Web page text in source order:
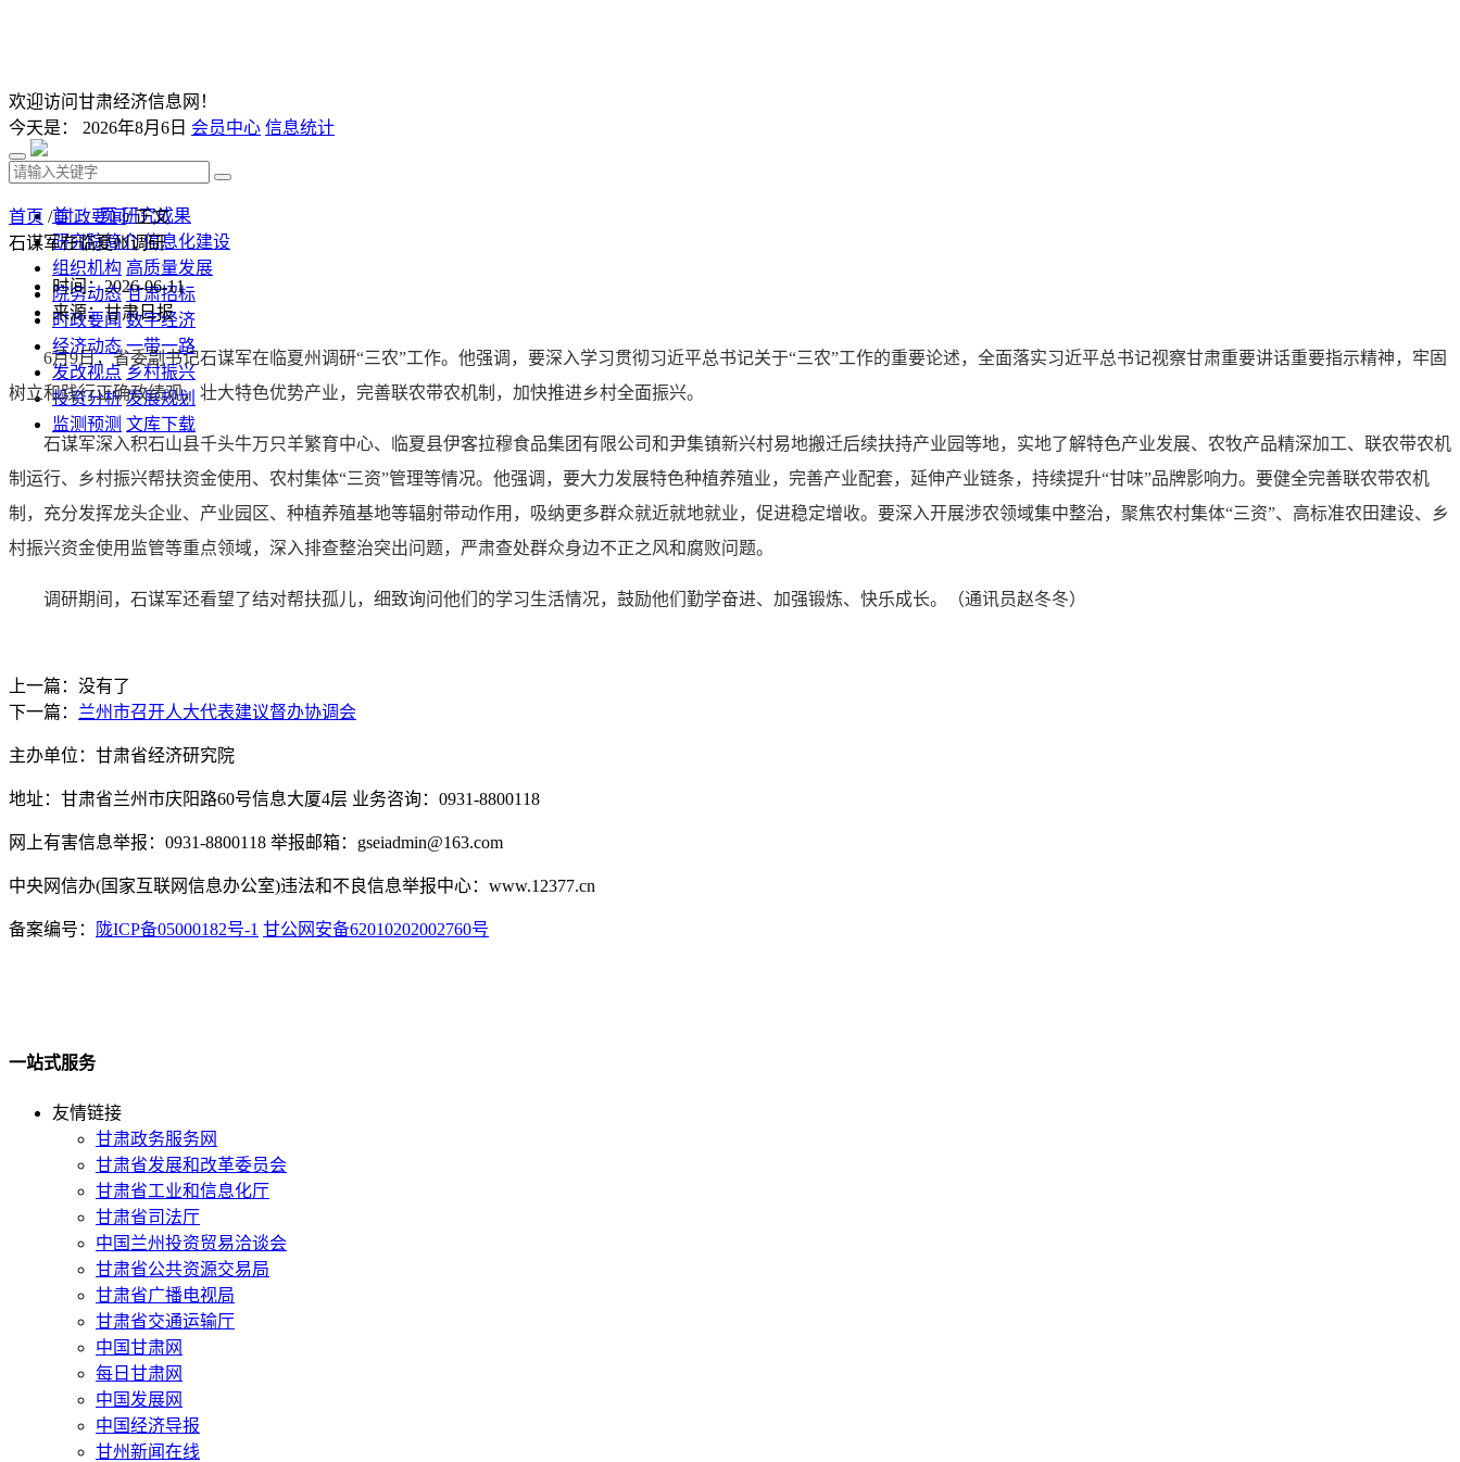
欢迎访问甘肃经济信息网！
今天是： 2026年8月6日 会员中心 信息统计
首 页 研究成果
研究院简介 信息化建设
组织机构 高质量发展
院务动态 甘肃招标
时政要闻 数字经济
经济动态 一带一路
发改视点 乡村振兴
投资分析 发展规划
监测预测 文库下载
首页 /时政要闻/ 正文
石谋军在临夏州调研
时间：2026-06-11
来源：甘肃日报
6月9日，省委副书记石谋军在临夏州调研“三农”工作。他强调，要深入学习贯彻习近平总书记关于“三农”工作的重要论述，全面落实习近平总书记视察甘肃重要讲话重要指示精神，牢固
树立和践行正确政绩观，壮大特色优势产业，完善联农带农机制，加快推进乡村全面振兴。
石谋军深入积石山县千头牛万只羊繁育中心、临夏县伊客拉穆食品集团有限公司和尹集镇新兴村易地搬迁后续扶持产业园等地，实地了解特色产业发展、农牧产品精深加工、联农带农机
制运行、乡村振兴帮扶资金使用、农村集体“三资”管理等情况。他强调，要大力发展特色种植养殖业，完善产业配套，延伸产业链条，持续提升“甘味”品牌影响力。要健全完善联农带农机
制，充分发挥龙头企业、产业园区、种植养殖基地等辐射带动作用，吸纳更多群众就近就地就业，促进稳定增收。要深入开展涉农领域集中整治，聚焦农村集体“三资”、高标准农田建设、乡
村振兴资金使用监管等重点领域，深入排查整治突出问题，严肃查处群众身边不正之风和腐败问题。
调研期间，石谋军还看望了结对帮扶孤儿，细致询问他们的学习生活情况，鼓励他们勤学奋进、加强锻炼、快乐成长。（通讯员赵冬冬）
上一篇：没有了
下一篇： 兰州市召开人大代表建议督办协调会
主办单位：甘肃省经济研究院
地址：甘肃省兰州市庆阳路60号信息大厦4层 业务咨询：0931-8800118
网上有害信息举报：0931-8800118 举报邮箱：gseiadmin@163.com
中央网信办(国家互联网信息办公室)违法和不良信息举报中心：www.12377.cn
备案编号： 陇ICP备05000182号-1 甘公网安备62010202002760号
一站式服务
友情链接
甘肃政务服务网
甘肃省发展和改革委员会
甘肃省工业和信息化厅
甘肃省司法厅
中国兰州投资贸易洽谈会
甘肃省公共资源交易局
甘肃省广播电视局
甘肃省交通运输厅
中国甘肃网
每日甘肃网
中国发展网
中国经济导报
甘州新闻在线